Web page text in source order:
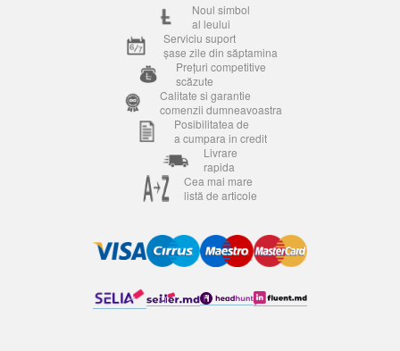
Noul simbol
al leului
Serviciu suport
șase zile din săptamina
Prețuri competitive
scăzute
Calitate si garantie
comenzii dumneavoastra
Posibilitatea de
a cumpara in credit
Livrare
rapida
Cea mai mare
listă de articole